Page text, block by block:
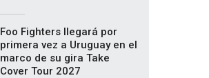
Foo Fighters llegará por
primera vez a Uruguay en el
marco de su gira Take
Cover Tour 2027